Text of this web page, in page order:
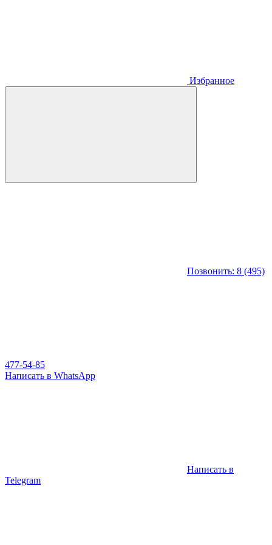
Избранное
Позвонить: 8 (495)
477-54-85
Написать в WhatsApp
Написать в
Telegram